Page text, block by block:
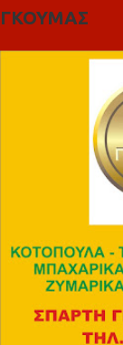
ΓΚΟΥΜΑΣ